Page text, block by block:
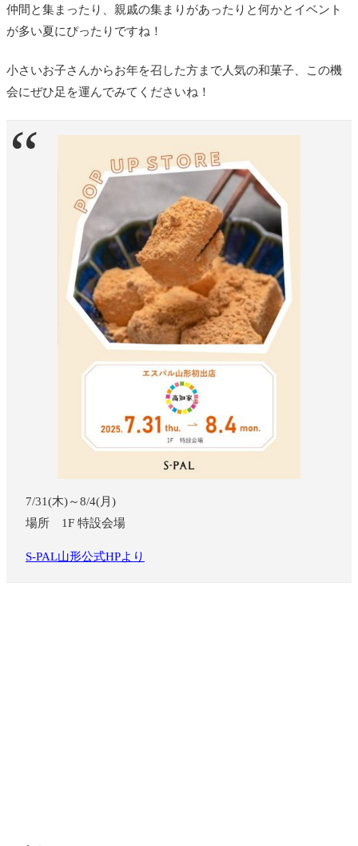
仲間と集まったり、親戚の集まりがあったりと何かとイベント
が多い夏にぴったりですね！
小さいお子さんからお年を召した方まで人気の和菓子、この機
会にぜひ足を運んでみてくださいね！
7/31(木)～8/4(月)
場所 1F 特設会場
S-PAL山形公式HPより